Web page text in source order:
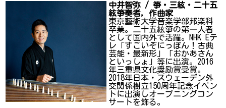
中井智弥 / 箏・三絃・二十五
絃箏奏者, 作曲家
東京藝術大学音楽学部邦楽科
卒業。二十五絃箏の第一人者
として国内外で活躍。NHK Eテ
レ「すごいぞにっぽん！古典
芸能・最新形」「おかあさん
といっしょ」等に出演。2016
年三重県文化奨励賞受賞。
2018年日本・スウェーデン外
交関係樹立150周年記念イベン
トに出演しオープニングコン
サートを飾る。